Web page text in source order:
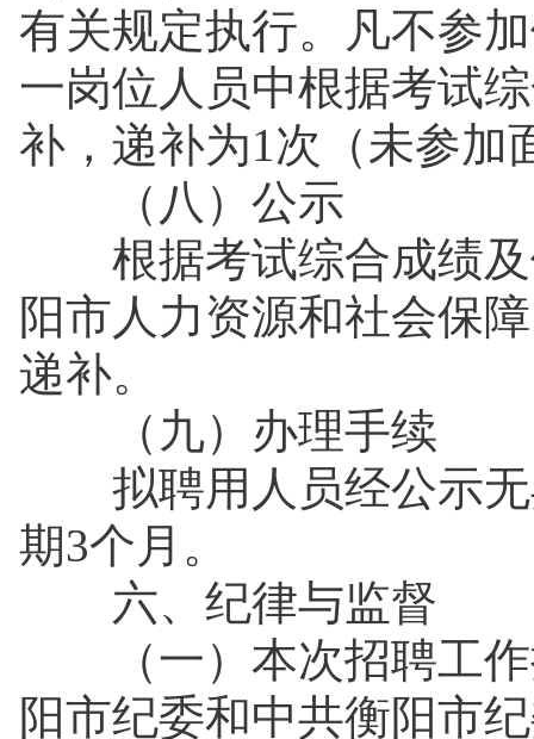
有关规定执行。凡不参
一岗位人员中根据考试
补，递补为1次（未参加
（八）公示
根据考试综合成绩及
阳市人力资源和社会保
递补。
（九）办理手续
拟聘用人员经公示无
期3个月。
六、纪律与监督
（一）本次招聘工作
阳市纪委和中共衡阳市